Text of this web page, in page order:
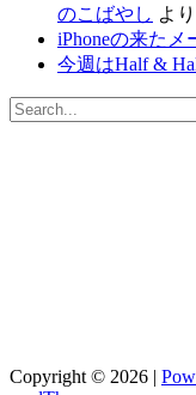
のこばやし より
iPhoneの来たメ
今週はHalf &
Copyright © 2026 |